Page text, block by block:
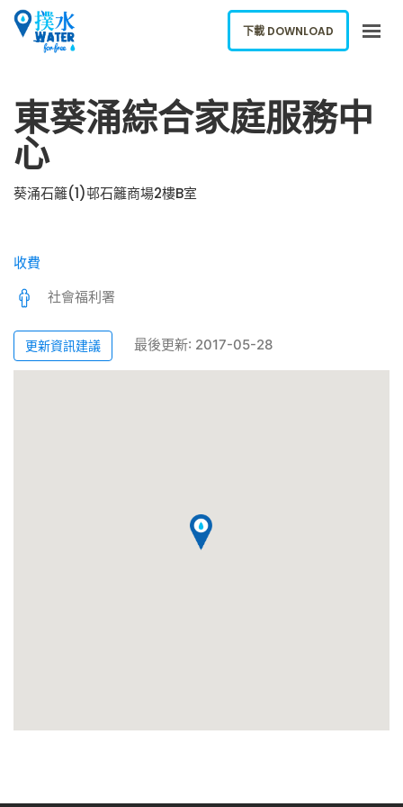
關於我們
下載應用
報告新飲水機
東葵涌綜合家庭服務中
心
葵涌石籬(1)邨石籬商場2樓B室
收費
社會福利署
更新資訊建議 最後更新: 2017-05-28
下載 DOWNLOAD